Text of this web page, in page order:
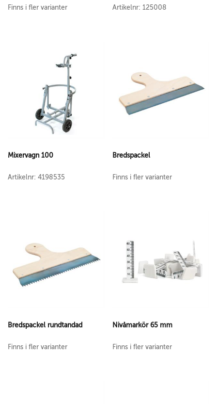
Finns i fler varianter Artikelnr: 125008
Mixervagn 100
Artikelnr: 4198535
Bredspackel
Finns i fler varianter
Bredspackel rundtandad
Finns i fler varianter
Nivåmarkör 65 mm
Finns i fler varianter